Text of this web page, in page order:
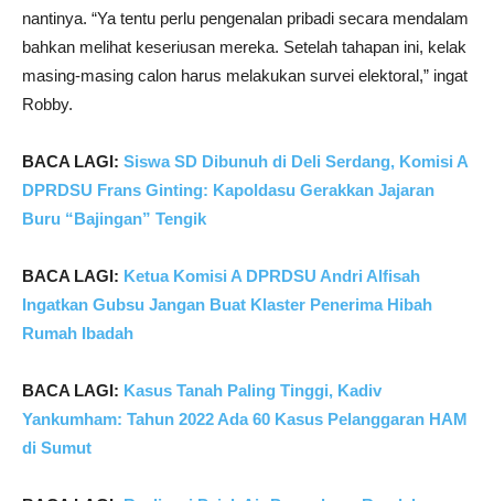
nantinya. “Ya tentu perlu pengenalan pribadi secara mendalam
bahkan melihat keseriusan mereka. Setelah tahapan ini, kelak
masing-masing calon harus melakukan survei elektoral,” ingat
Robby.
BACA LAGI: Siswa SD Dibunuh di Deli Serdang, Komisi A
DPRDSU Frans Ginting: Kapoldasu Gerakkan Jajaran
Buru “Bajingan” Tengik
BACA LAGI: Ketua Komisi A DPRDSU Andri Alfisah
Ingatkan Gubsu Jangan Buat Klaster Penerima Hibah
Rumah Ibadah
BACA LAGI: Kasus Tanah Paling Tinggi, Kadiv
Yankumham: Tahun 2022 Ada 60 Kasus Pelanggaran HAM
di Sumut